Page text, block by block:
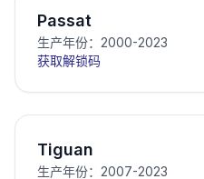
Passat
生产年份：2000-2023
获取解锁码
Tiguan
生产年份：2007-2023